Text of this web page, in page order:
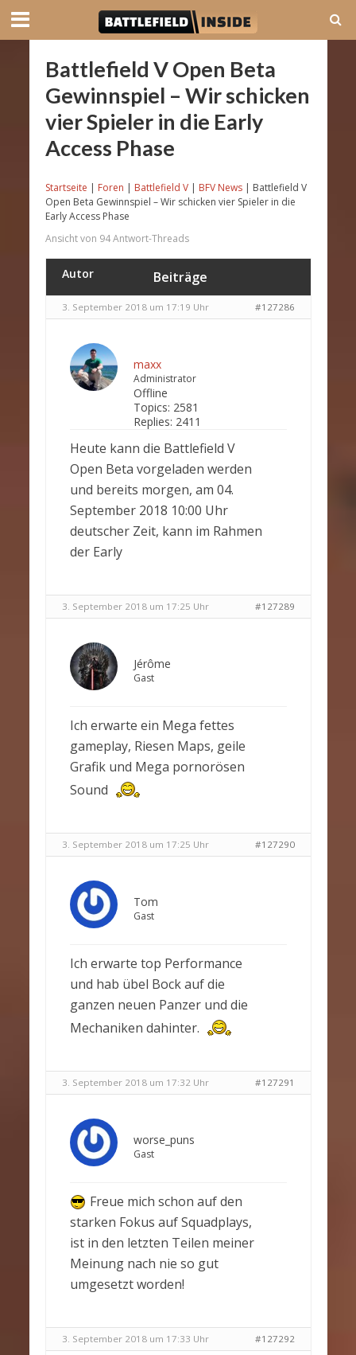
Battlefield V Open Beta
Gewinnspiel – Wir schicken
vier Spieler in die Early
Access Phase
Startseite | Foren | Battlefield V | BFV News | Battlefield V
Open Beta Gewinnspiel – Wir schicken vier Spieler in die
Early Access Phase
Ansicht von 94 Antwort-Threads
Autor Beiträge
3. September 2018 um 17:19 Uhr #127286
maxx
Administrator
Offline
Topics: 2581
Replies: 2411
Heute kann die Battlefield V
Open Beta vorgeladen werden
und bereits morgen, am 04.
September 2018 10:00 Uhr
deutscher Zeit, kann im Rahmen
der Early
3. September 2018 um 17:25 Uhr #127289
Jérôme
Gast
Ich erwarte ein Mega fettes
gameplay, Riesen Maps, geile
Grafik und Mega pornorösen
Sound
3. September 2018 um 17:25 Uhr #127290
Tom
Gast
Ich erwarte top Performance
und hab übel Bock auf die
ganzen neuen Panzer und die
Mechaniken dahinter.
3. September 2018 um 17:32 Uhr #127291
worse_puns
Gast
Freue mich schon auf den
starken Fokus auf Squadplays,
ist in den letzten Teilen meiner
Meinung nach nie so gut
umgesetzt worden!
3. September 2018 um 17:33 Uhr #127292